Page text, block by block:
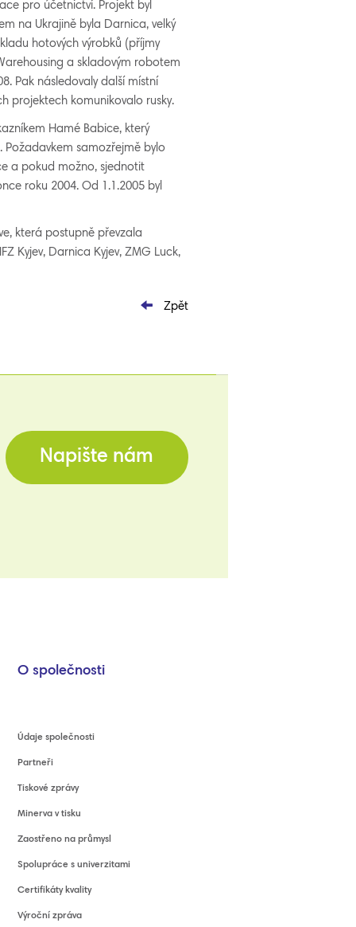
pro účetnictví. Projekt byl
na Ukrajině byla Darnica, velký
hotových výrobků (příjmy
a skladovým robotem
Pak následovaly další místní
projektech komunikovalo rusky.
Hamé Babice, který
Požadavkem samozřejmě bylo
a pokud možno, sjednotit
roku 2004. Od 1.1.2005 byl
která postupně převzala
Kyjev, Darnica Kyjev, ZMG Luck,
Zpět
Napište nám
O společnosti
Údaje společnosti
Partneři
Tiskové zprávy
Minerva v tisku
Zaostřeno na průmysl
Spolupráce s univerzitami
Certifikáty kvality
Výroční zpráva